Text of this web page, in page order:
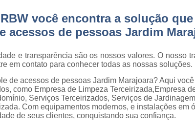
terceirizadas
Gestões de
Inspeção de
Inspeção de
recebimentos
Inspeções de
qualidade
você encontra a solução
acessos de pessoas Jardim
e transparência são os nossos valores. O nosso
em contato para conhecer todas as nossas soluções.
de acessos de pessoas Jardim Marajoara? Aqui
como Empresa de Limpeza Terceirizada,Empresa
Serviços Terceirizados, Serviços de
Com equipamentos modernos, e instalações em
de seus clientes, conquistando sua confiança.